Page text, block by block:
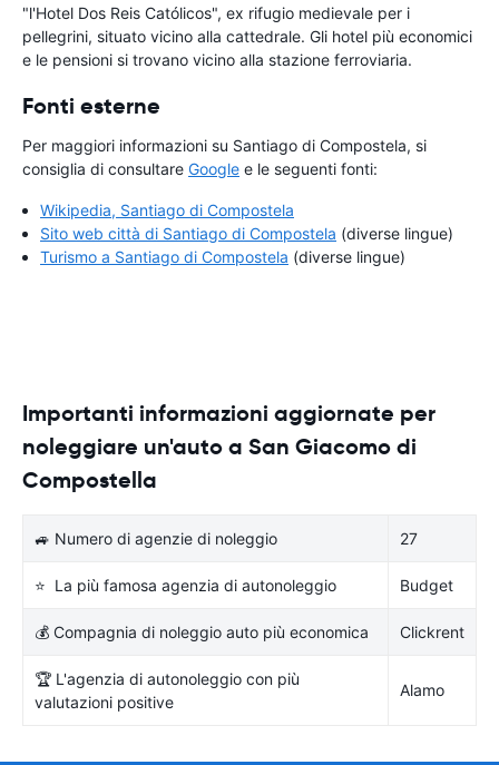
"l'Hotel Dos Reis Católicos", ex rifugio medievale per i
pellegrini, situato vicino alla cattedrale. Gli hotel più economici
e le pensioni si trovano vicino alla stazione ferroviaria.
Fonti esterne
Per maggiori informazioni su Santiago di Compostela, si
consiglia di consultare Google e le seguenti fonti:
Wikipedia, Santiago di Compostela
Sito web città di Santiago di Compostela (diverse lingue)
Turismo a Santiago di Compostela (diverse lingue)
Importanti informazioni aggiornate per
noleggiare un'auto a San Giacomo di
Compostella
🚙 Numero di agenzie di noleggio 27
⭐ La più famosa agenzia di autonoleggio Budget
💰 Compagnia di noleggio auto più economica Clickrent
🏆 L'agenzia di autonoleggio con più
valutazioni positive
Alamo